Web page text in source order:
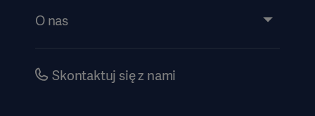
Wydarzenia
Dyrektywa o ochronie sygnalistów
O nas
KarieraSkontaktuj się z nami